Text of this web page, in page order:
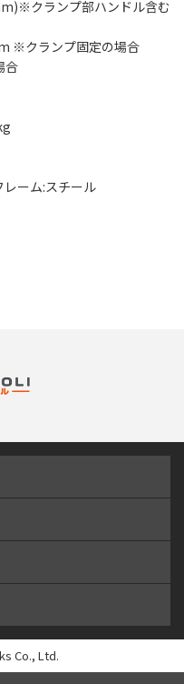
クランプ部ハンドル含む
※クランプ固定の場合
合
ーム:スチール
Co., Ltd.